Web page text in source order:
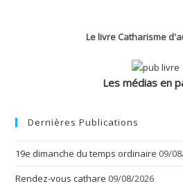
5
Le livre Catharisme
Les médias en
Dernières Publications
19e dimanche du temps ordinaire 09/
Rendez-vous cathare 09/08/2026